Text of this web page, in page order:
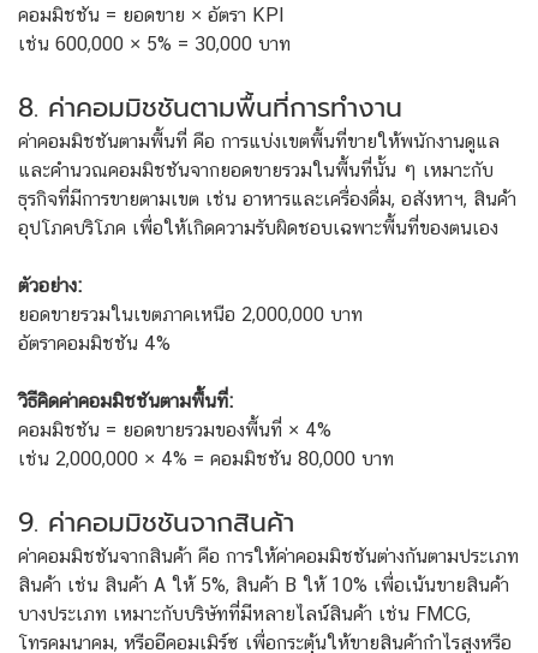
คอมมิชชัน = ยอดขาย × อัตรา KPI
เช่น 600,000 × 5% = 30,000 บาท
8. ค่าคอมมิชชันตามพื้นที่การทำงาน
ค่าคอมมิชชันตามพื้นที่ คือ การแบ่งเขตพื้นที่ขายให้พนักงานดูแล
และคำนวณคอมมิชชันจากยอดขายรวมในพื้นที่นั้น ๆ เหมาะกับ
ธุรกิจที่มีการขายตามเขต เช่น อาหารและเครื่องดื่ม, อสังหาฯ, สินค้า
อุปโภคบริโภค เพื่อให้เกิดความรับผิดชอบเฉพาะพื้นที่ของตนเอง
ตัวอย่าง:
ยอดขายรวมในเขตภาคเหนือ 2,000,000 บาท
อัตราคอมมิชชัน 4%
วิธีคิดค่าคอมมิชชันตามพื้นที่:
คอมมิชชัน = ยอดขายรวมของพื้นที่ × 4%
เช่น 2,000,000 × 4% = คอมมิชชัน 80,000 บาท
9. ค่าคอมมิชชันจากสินค้า
ค่าคอมมิชชันจากสินค้า คือ การให้ค่าคอมมิชชันต่างกันตามประเภท
สินค้า เช่น สินค้า A ให้ 5%, สินค้า B ให้ 10% เพื่อเน้นขายสินค้า
บางประเภท เหมาะกับบริษัทที่มีหลายไลน์สินค้า เช่น FMCG,
โทรคมนาคม, หรืออีคอมเมิร์ซ เพื่อกระตุ้นให้ขายสินค้ากำไรสูงหรือ